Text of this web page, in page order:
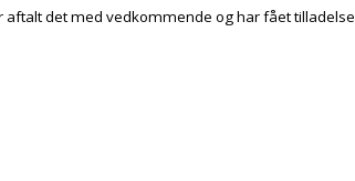
det med vedkommende og har fået tilladelse